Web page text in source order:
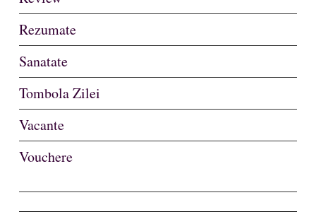
Rezumate
Sanatate
Tombola Zilei
Vacante
Vouchere